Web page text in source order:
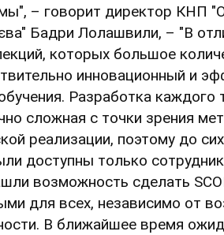
– говорит директор КНП
Бадри Лолашвили, – "В
которых большое
инновационный и
Разработка каждого
сложная с точки зрения
реализации, поэтому до
доступны только
возможность сделать
для всех, независимо от
В ближайшее время